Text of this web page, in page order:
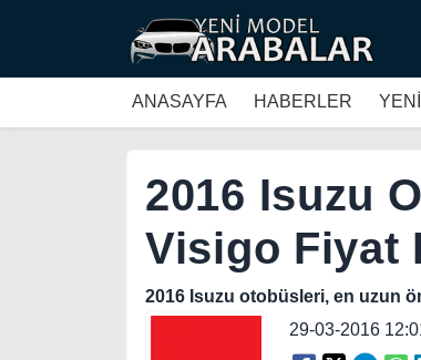
ANASAYFA HABERLER
2016 Isuzu
Visigo Fiyat
2016 Isuzu otobüsleri, en uzun
29-03-2016